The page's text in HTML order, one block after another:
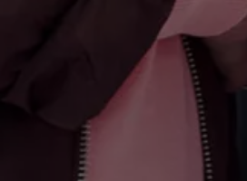
Dienste für Ihr Modell
Volkswagen Apps,
Handy und Fahrzeug
Updates für
Über Ihr Auto
Vorgängermodelle
Kundeninformationen
Volkswagen
Warn- und
Assistenzsysteme
Digitale